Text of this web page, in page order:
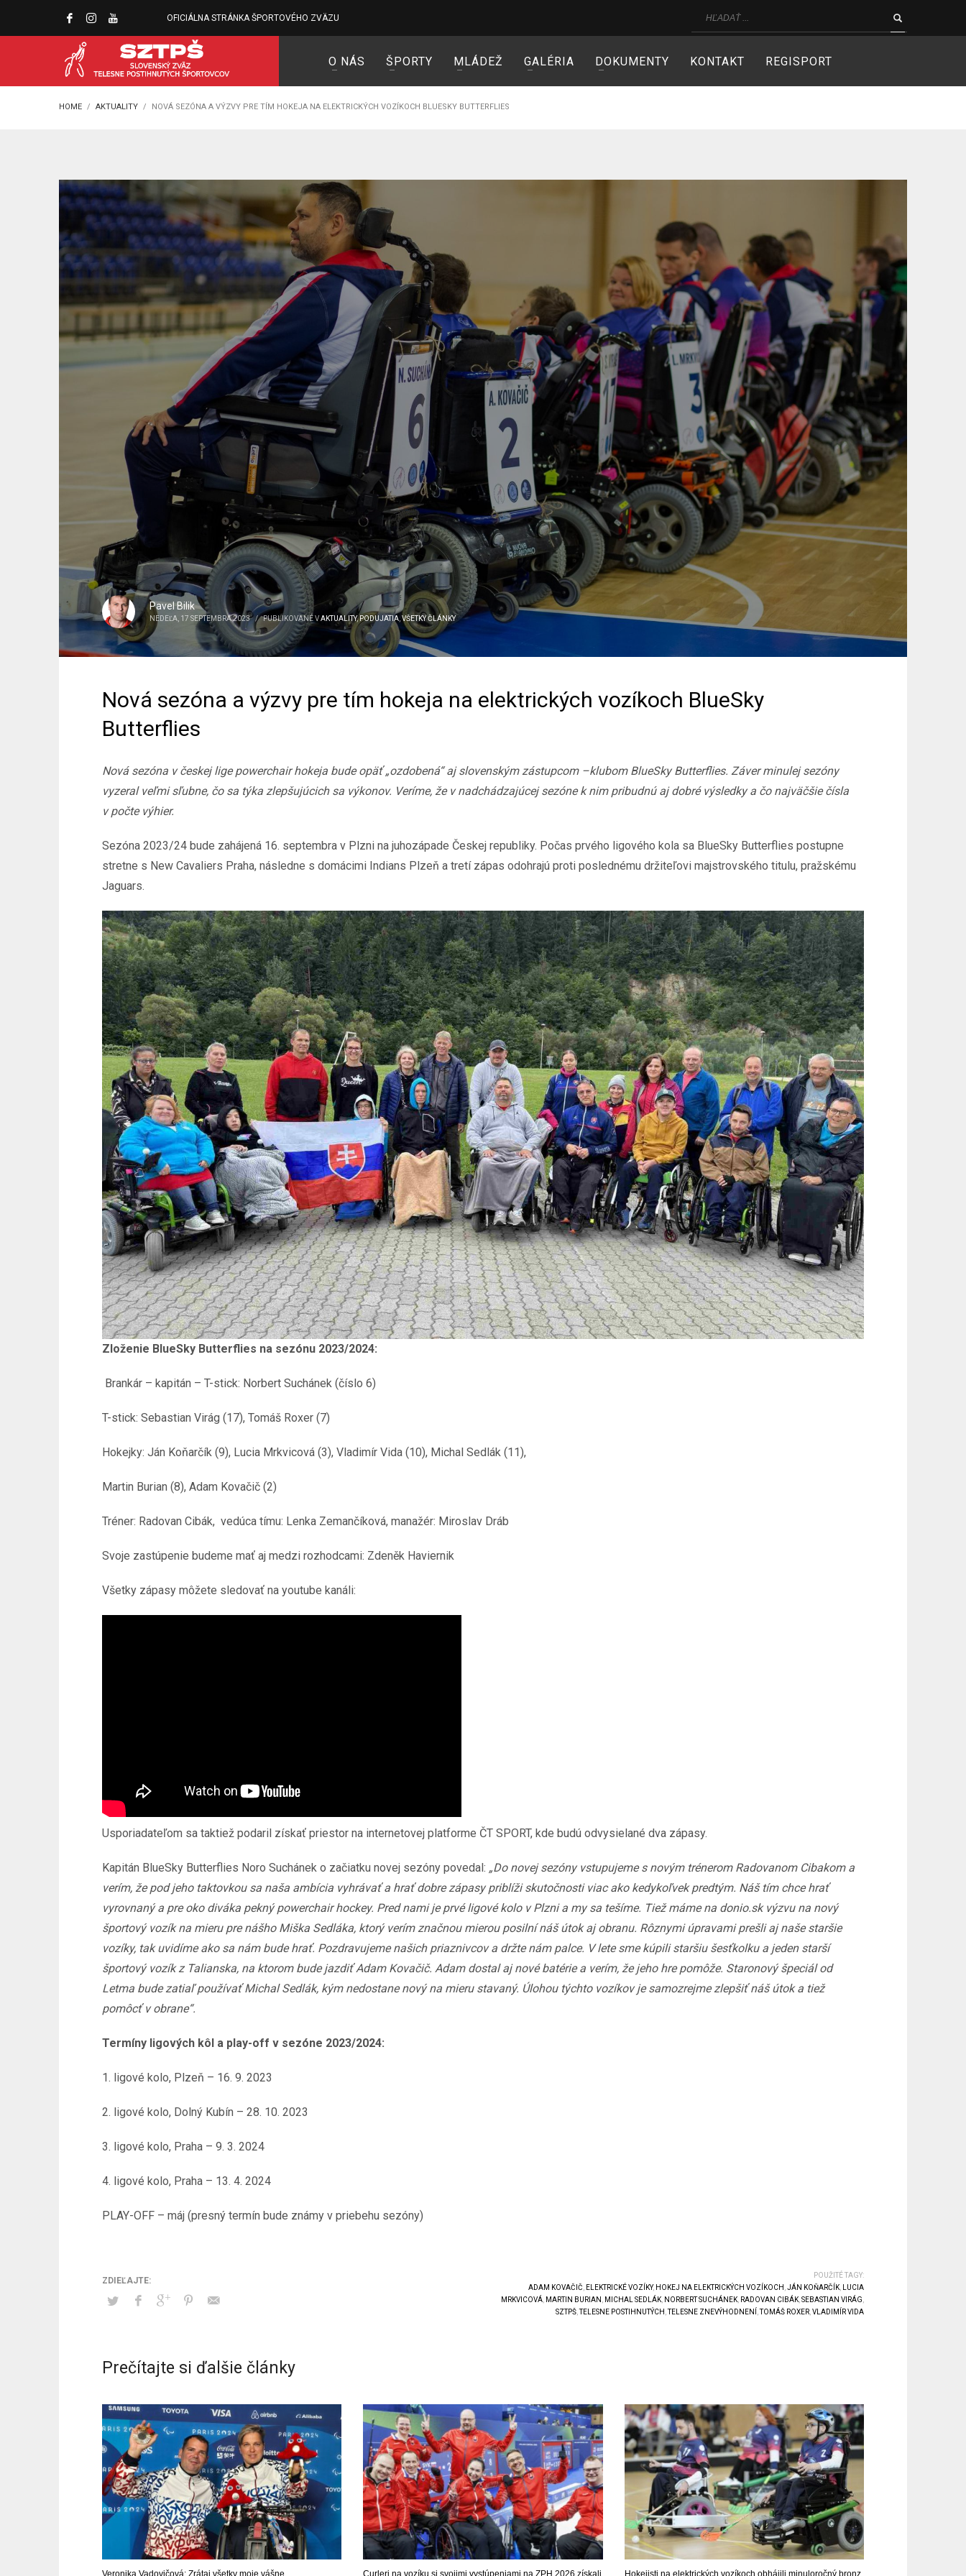
OFICIÁLNA STRÁNKA ŠPORTOVÉHO ZVÄZU
O NÁS ŠPORTY MLÁDEŽ GALÉRIA DOKUMENTY KONTAKT REGISPORT
HOME AKTUALITY NOVÁ SEZÓNA A VÝZVY PRE TÍM HOKEJA NA ELEKTRICKÝCH VOZÍKOCH BLUESKY BUTTERFLIES
Pavel Bilik
NEDEĽA, 17 SEPTEMBRA 2023 / PUBLIKOVANÉ VAKTUALITY, PODUJATIA ,VŠETKY ČLÁNKY
Nová sezóna a výzvy pre tím hokeja na elektrických vozíkoch BlueSky
Butterflies
Nová sezóna v českej lige powerchair hokeja bude opäť „ozdobená“ aj slovenským zástupcom –klubom BlueSky Butterflies. Záver minulej sezóny
vyzeral veľmi sľubne, čo sa týka zlepšujúcich sa výkonov. Veríme, že v nadchádzajúcej sezóne k nim pribudnú aj dobré výsledky a čo najväčšie čísla
v počte výhier.
Sezóna 2023/24 bude zahájená 16. septembra v Plzni na juhozápade Českej republiky. Počas prvého ligového kola sa BlueSky Butterflies postupne
stretne s New Cavaliers Praha, následne s domácimi Indians Plzeň a tretí zápas odohrajú proti poslednému držiteľovi majstrovského titulu, pražskému
Jaguars.
Zloženie BlueSky Butterflies na sezónu 2023/2024:
Brankár – kapitán – T-stick: Norbert Suchánek (číslo 6)
T-stick: Sebastian Virág (17), Tomáš Roxer (7)
Hokejky: Ján Koňarčík (9), Lucia Mrkvicová (3), Vladimír Vida (10), Michal Sedlák (11),
Martin Burian (8), Adam Kovačič (2)
Tréner: Radovan Cibák, vedúca tímu: Lenka Zemančíková, manažér: Miroslav Dráb
Svoje zastúpenie budeme mať aj medzi rozhodcami: Zdeněk Haviernik
Všetky zápasy môžete sledovať na youtube kanáli:
Usporiadateľom sa taktiež podaril získať priestor na internetovej platforme ČT SPORT, kde budú odvysielané dva zápasy.
Kapitán BlueSky Butterflies Noro Suchánek o začiatku novej sezóny povedal: „Do novej sezóny vstupujeme s novým trénerom Radovanom Cibakom a
verím, že pod jeho taktovkou sa naša ambícia vyhrávať a hrať dobre zápasy priblíži skutočnosti viac ako kedykoľvek predtým. Náš tím chce hrať
vyrovnaný a pre oko diváka pekný powerchair hockey. Pred nami je prvé ligové kolo v Plzni a my sa tešíme. Tiež máme na donio.sk výzvu na nový
športový vozík na mieru pre nášho Miška Sedláka, ktorý verím značnou mierou posilní náš útok aj obranu. Rôznymi úpravami prešli aj naše staršie
vozíky, tak uvidíme ako sa nám bude hrať. Pozdravujeme našich priaznivcov a držte nám palce. V lete sme kúpili staršiu šesťkolku a jeden starší
športový vozík z Talianska, na ktorom bude jazdiť Adam Kovačič. Adam dostal aj nové batérie a verím, že jeho hre pomôže. Staronový špeciál od
Letma bude zatiaľ používať Michal Sedlák, kým nedostane nový na mieru stavaný. Úlohou týchto vozíkov je samozrejme zlepšiť náš útok a tiež
pomôcť v obrane“.
Termíny ligových kôl a play-off v sezóne 2023/2024:
1. ligové kolo, Plzeň – 16. 9. 2023
2. ligové kolo, Dolný Kubín – 28. 10. 2023
3. ligové kolo, Praha – 9. 3. 2024
4. ligové kolo, Praha – 13. 4. 2024
PLAY-OFF – máj (presný termín bude známy v priebehu sezóny)
POUŽITÉ TAGY:
ADAM KOVAČIČ
ELEKTRICKÉ VOZÍKY, HOKEJ NA ELEKTRICKÝCH VOZÍKOCH JÁN KOŇARČÍK,
LUCIA
MRKVICOVÁ, MARTIN BURIAN MICHAL SEDLÁK, NORBERT SUCHÁNEK, RADOVAN CIBÁK, SEBASTIAN VIRÁG
SZTPŠ,TELESNE POSTIHNUTÝCH ,TELESNE ZNEVÝHODNENÍ ,TOMÁŠ ROXER, VLADIMÍR VIDA
Prečítajte si ďalšie články
Veronika Vadovičová: Zrátaj všetky moje vášne Curleri na vozíku si svojimi vystúpeniami na ZPH 2026 získali Hokejisti na elektrických vozíkoch obhájili minuloročný bronz